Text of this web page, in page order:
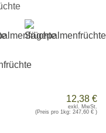
12,38 €
exkl. MwSt.
(Preis pro 1kg: 247,60 €)